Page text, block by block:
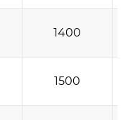
1400
1500